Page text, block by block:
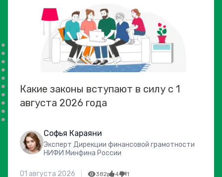
Какие законы вступают в силу с 1
августа 2026 года
Софья Караяни
Эксперт Дирекции финансовой грамотности
НИФИ Минфина России
01 августа 2026 382 4 1